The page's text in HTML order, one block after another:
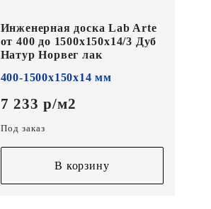
Инженерная доска Lab Arte
от 400 до 1500х150х14/3 Дуб
Натур Норвег лак
400-1500х150х14 мм
7 233 р/м2
Под заказ
В корзину